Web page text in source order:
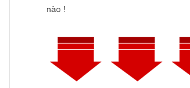
nào !